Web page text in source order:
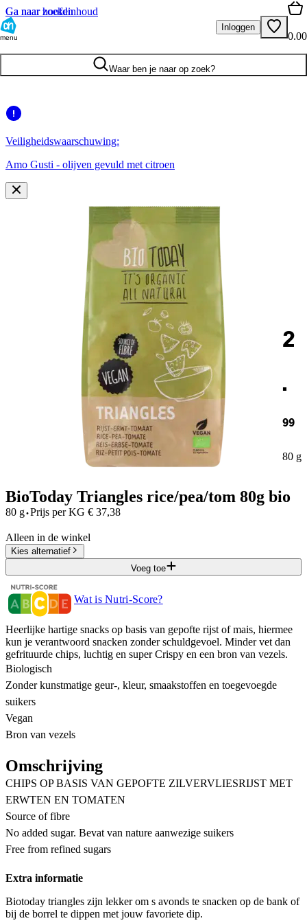
Ga naar hoofdinhoud
Ga naar zoeken
menu
Inloggen
0.00
Waar ben je naar op zoek?
Veiligheidswaarschuwing:
Amo Gusti - olijven gevuld met citroen
2
.
99
80 g
BioToday Triangles rice/pea/tom 80g bio
80 g·Prijs per KG € 37,38
Alleen in de winkel
Kies alternatief
Voeg toe
Wat is Nutri-Score?
Heerlijke hartige snacks op basis van gepofte rijst of mais, hiermee
kun je verantwoord snacken zonder schuldgevoel. Minder vet dan
gefrituurde chips, luchtig en super Crispy en een bron van vezels.
Biologisch
Zonder kunstmatige geur-, kleur, smaakstoffen en toegevoegde
suikers
Vegan
Bron van vezels
Omschrijving
CHIPS OP BASIS VAN GEPOFTE ZILVERVLIESRIJST MET
ERWTEN EN TOMATEN
Source of fibre
No added sugar. Bevat van nature aanwezige suikers
Free from refined sugars
Extra informatie
Biotoday triangles zijn lekker om s avonds te snacken op de bank of
bij de borrel te dippen met jouw favoriete dip.